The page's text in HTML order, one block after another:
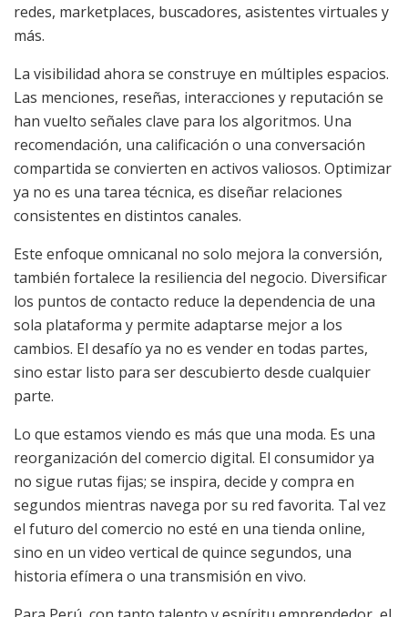
redes, marketplaces, buscadores, asistentes virtuales y
más.
La visibilidad ahora se construye en múltiples espacios.
Las menciones, reseñas, interacciones y reputación se
han vuelto señales clave para los algoritmos. Una
recomendación, una calificación o una conversación
compartida se convierten en activos valiosos. Optimizar
ya no es una tarea técnica, es diseñar relaciones
consistentes en distintos canales.
Este enfoque omnicanal no solo mejora la conversión,
también fortalece la resiliencia del negocio. Diversificar
los puntos de contacto reduce la dependencia de una
sola plataforma y permite adaptarse mejor a los
cambios. El desafío ya no es vender en todas partes,
sino estar listo para ser descubierto desde cualquier
parte.
Lo que estamos viendo es más que una moda. Es una
reorganización del comercio digital. El consumidor ya
no sigue rutas fijas; se inspira, decide y compra en
segundos mientras navega por su red favorita. Tal vez
el futuro del comercio no esté en una tienda online,
sino en un video vertical de quince segundos, una
historia efímera o una transmisión en vivo.